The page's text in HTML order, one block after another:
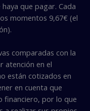
que pagar. Cada
momentos 9,67€ (el
comparadas con la
atención en el
están cotizados en
en cuenta que
financiero, por lo que